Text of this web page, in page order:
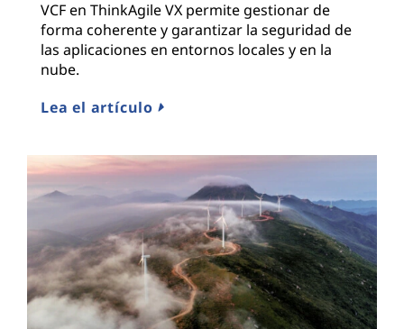
VCF en ThinkAgile VX permite gestionar de
forma coherente y garantizar la seguridad de
las aplicaciones en entornos locales y en la
nube.
Lea el artículo